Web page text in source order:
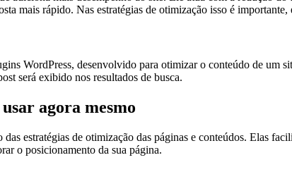
mais rápido. Nas estratégias de otimização isso é
WordPress, desenvolvido para otimizar o conteúdo de um
será exibido nos resultados de busca.
agora mesmo
estratégias de otimização das páginas e conteúdos. Elas
o posicionamento da sua página.